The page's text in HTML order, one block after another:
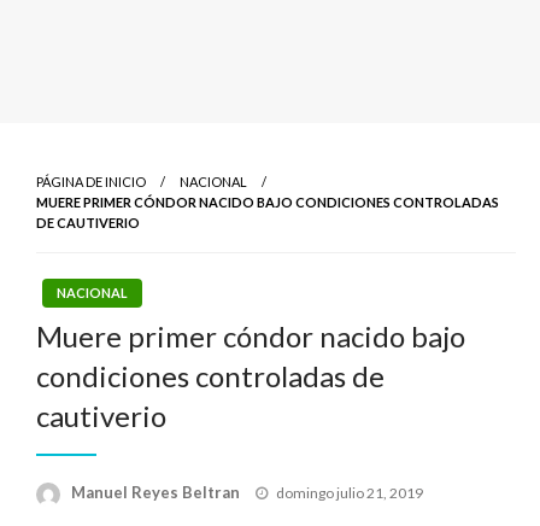
PÁGINA DE INICIO
NACIONAL
MUERE PRIMER CÓNDOR NACIDO BAJO CONDICIONES CONTROLADAS
DE CAUTIVERIO
NACIONAL
Muere primer cóndor nacido bajo
condiciones controladas de
cautiverio
Manuel Reyes Beltran
Publicado
domingo julio 21, 2019